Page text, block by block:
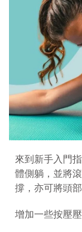
來到新手入門
體側躺，並將
撐，亦可將頭
增加一些按壓